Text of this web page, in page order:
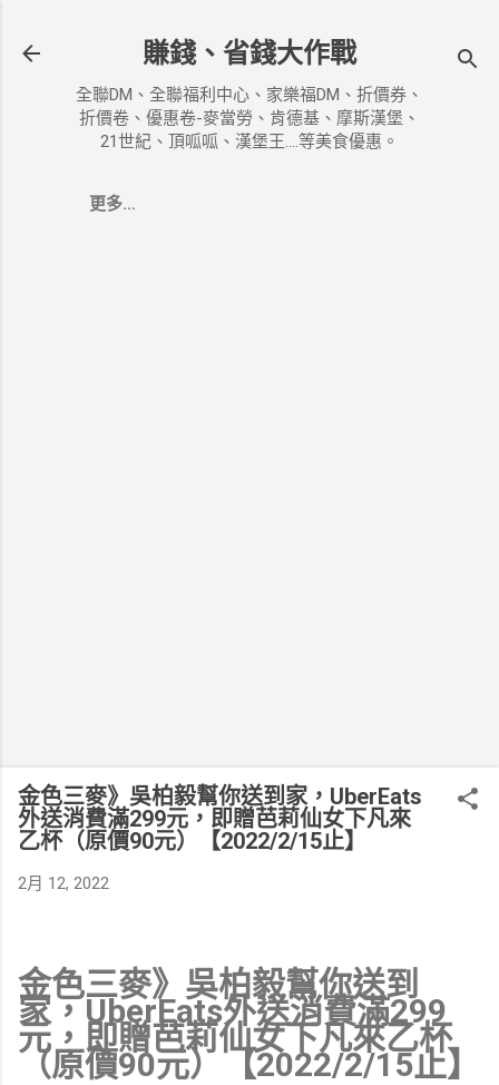
賺錢、省錢大作戰
全聯DM、全聯福利中心、家樂福DM、折價券、
折價卷、優惠卷-麥當勞、肯德基、摩斯漢堡、
21世紀、頂呱呱、漢堡王....等美食優惠。
更多…
金色三麥》吳柏毅幫你送到家，UberEats
外送消費滿299元，即贈芭莉仙女下凡來
乙杯（原價90元）【2022/2/15止】
2月 12, 2022
金色三麥》吳柏毅幫你送到
家，UberEats外送消費滿299
元，即贈芭莉仙女下凡來乙杯
（原價90元）【2022/2/15止】